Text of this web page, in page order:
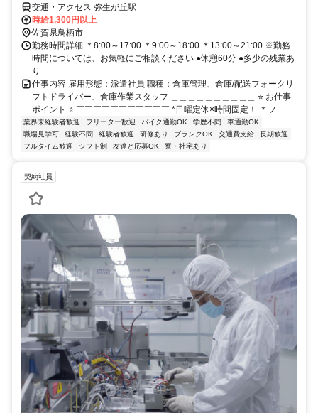
交通・アクセス 弥生が丘駅
時給1,300円以上
佐賀県鳥栖市
勤務時間詳細 ＊8:00～17:00 ＊9:00～18:00 ＊13:00～21:00 ※勤務
時間については、お気軽にご相談ください ●休憩60分 ●多少の残業あ
り
仕事内容 雇用形態：派遣社員 職種：倉庫管理、倉庫/配送フォークリ
フトドライバー、倉庫作業スタッフ ＿＿＿＿＿＿＿＿＿＿ ⭐ お仕事
ポイント ⭐ ￣￣￣￣￣￣￣￣￣￣￣ *日曜定休×時間固定！ ＊フ...
業界未経験者歓迎 フリーター歓迎 バイク通勤OK 学歴不問
車通勤OK
職場見学可
経験不問 経験者歓迎 研修あり ブランクOK 交通費支給
長期歓迎
フルタイム歓迎
シフト制 友達と応募OK 寮・社宅あり
契約社員